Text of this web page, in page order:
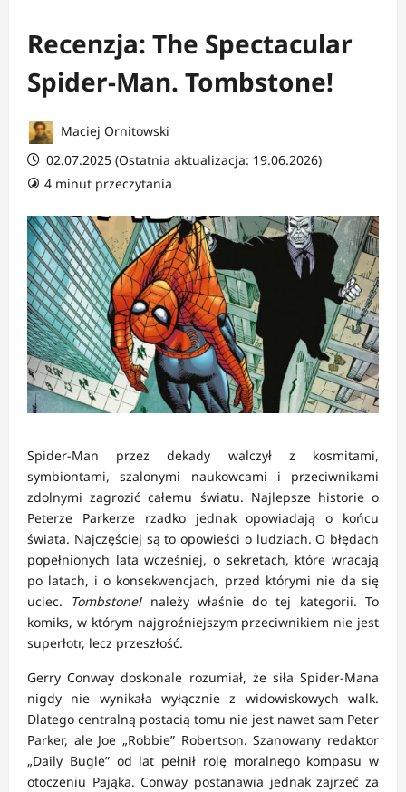
Recenzja: The Spectacular
Spider-Man. Tombstone!
Maciej Ornitowski
02.07.2025 (Ostatnia aktualizacja: 19.06.2026)
4 minut przeczytania
Spider-Man przez dekady walczył z kosmitami,
symbiontami, szalonymi naukowcami i przeciwnikami
zdolnymi zagrozić całemu światu. Najlepsze historie o
Peterze Parkerze rzadko jednak opowiadają o końcu
świata. Najczęściej są to opowieści o ludziach. O błędach
popełnionych lata wcześniej, o sekretach, które wracają
po latach, i o konsekwencjach, przed którymi nie da się
uciec. Tombstone!należy właśnie do tej kategorii. To
komiks, w którym najgroźniejszym przeciwnikiem nie jest
superłotr, lecz przeszłość.
Gerry Conway doskonale rozumiał, że siła Spider-Mana
nigdy nie wynikała wyłącznie z widowiskowych walk.
Dlatego centralną postacią tomu nie jest nawet sam Peter
Parker, ale Joe „Robbie” Robertson. Szanowany redaktor
„Daily Bugle” od lat pełnił rolę moralnego kompasu w
otoczeniu Pająka. Conway postanawia jednak zajrzeć za